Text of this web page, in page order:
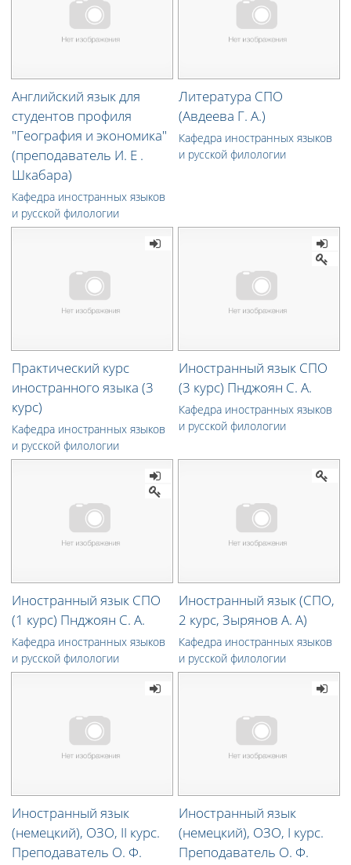
Английский язык для
студентов профиля
"География и экономика"
(преподаватель И. Е .
Шкабара)
Кафедра иностранных языков
и русской филологии
Литература СПО
(Авдеева Г. А.)
Кафедра иностранных языков
и русской филологии
Практический курс
иностранного языка (3
курс)
Кафедра иностранных языков
и русской филологии
Иностранный язык СПО
(3 курс) Пнджоян С. А.
Кафедра иностранных языков
и русской филологии
Иностранный язык СПО
(1 курс) Пнджоян С. А.
Кафедра иностранных языков
и русской филологии
Иностранный язык (СПО,
2 курс, Зырянов А. А)
Кафедра иностранных языков
и русской филологии
Иностранный язык
(немецкий), ОЗО, II курс.
Преподаватель О. Ф.
Иностранный язык
(немецкий), ОЗО, I курс.
Преподаватель О. Ф.